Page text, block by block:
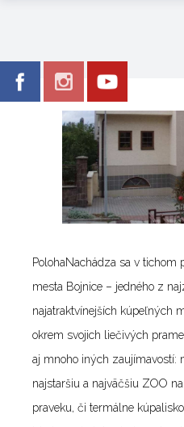
PolohaNachádza sa v tichom
mesta Bojnice – jedného z
najatraktvínejších kúpeľných
okrem svojich liečivých
aj mnoho iných zaujímavostí:
najstaršiu a najväčšiu ZOO
praveku, či termálne kúpalisko